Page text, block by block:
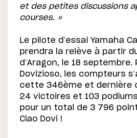
et des petites discussions
courses. »
Le pilote d’essai Yamaha
prendra la relève à partir
d’Aragon, le 18 septembre.
Dovizioso, les compteurs
cette 346ème et dernière
24 victoires et 103
pour un total de 3 796
Ciao Dovi !